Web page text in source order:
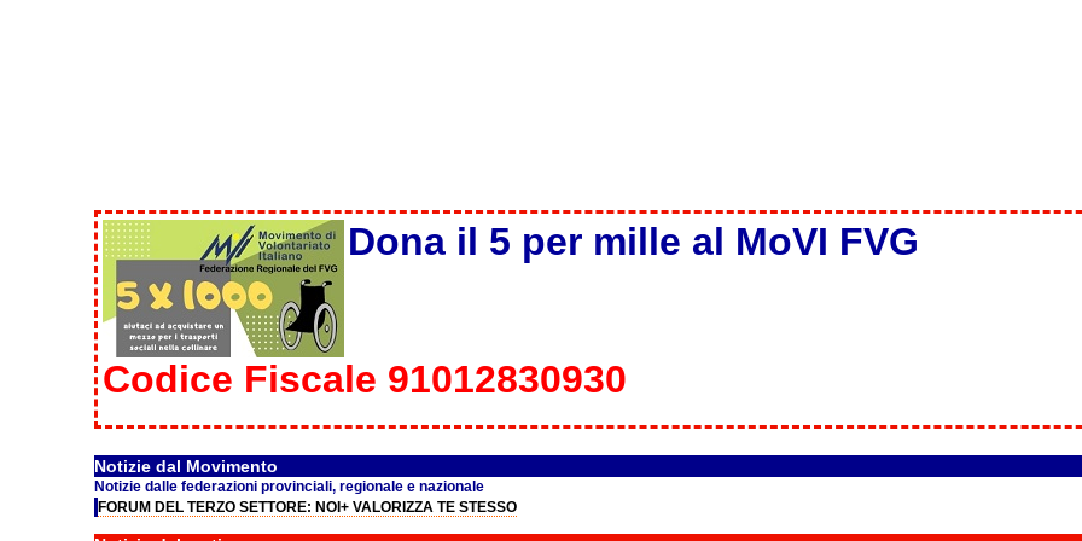
Dona il 5 per mille al MoVI FVG
Codice Fiscale 91012830930
Notizie dal Movimento
Notizie dalle federazioni provinciali, regionale e nazionale
FORUM DEL TERZO SETTORE: NOI+ VALORIZZA TE STESSO